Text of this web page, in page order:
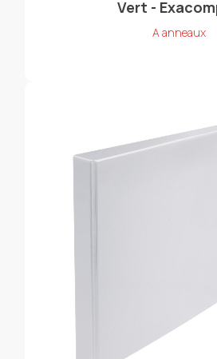
Vert -
A anneaux